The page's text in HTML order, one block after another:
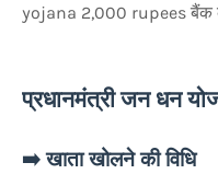
yojana 2,000 rupees बैंक
प्रधानमंत्री जन धन
➡️ खाता खोलने की विधि